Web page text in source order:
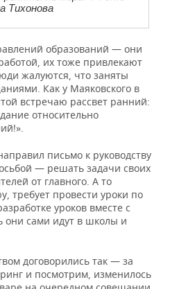
Тихонова
образований — они
их тоже привлекают
жалуются, что заняты
Как у Маяковского в
встречаю рассвет ранний:
относительно
письмо к руководству
— решать задачи своих
от главного. А то
требует провести уроки по
уроков вместе с
они сами идут в школы и
договорились так — за
и посмотрим, изменилось